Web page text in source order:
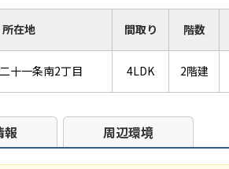
所在地 間取り 階数
十一条南2丁目 4LDK 2階建
報 周辺環境